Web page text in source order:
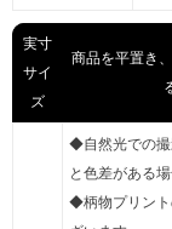
実寸
サイ
ズ
商品を平置き
◆自然光での撮
と色差がある
◆柄物プリント